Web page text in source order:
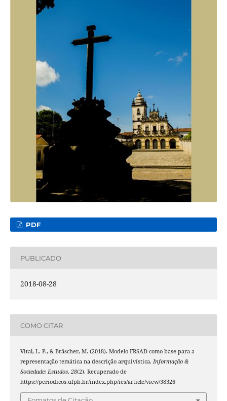
PDF
PUBLICADO
2018-08-28
COMO CITAR
Vital, L. P., & Bräscher, M. (2018). Modelo FRSAD como base para a
representação temática na descrição arquivística. Informação &
Sociedade: Estudos, 28(2). Recuperado de
https://periodicos.ufpb.br/index.php/ies/article/view/38326